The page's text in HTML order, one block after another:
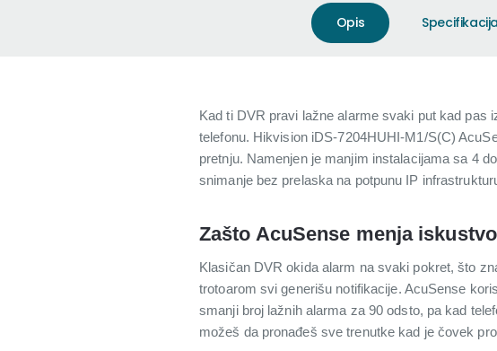
Opis Specifikacija
Kad ti DVR pravi lažne alarme svaki put kad pas
telefonu. Hikvision iDS-7204HUHI-M1/S(C)
pretnju. Namenjen je manjim instalacijama sa 4
snimanje bez prelaska na potpunu IP
Zašto AcuSense menja
Klasičan DVR okida alarm na svaki pokret, što
trotoarom svi generišu notifikacije. AcuSense
smanji broj lažnih alarma za 90 odsto, pa kad
možeš da pronađeš sve trenutke kad je čovek